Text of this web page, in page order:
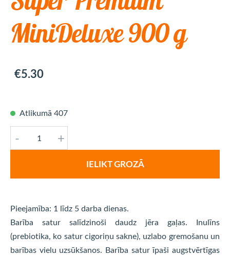
MiniDeluxe 900 g
€5.30
Atlikumā 407
- +
IELIKT GROZĀ
Pieejamība: 1 līdz 5 darba dienas.
Barība satur salīdzinoši daudz jēra gaļas. Inulīns
(prebiotika, ko satur cigoriņu sakne), uzlabo gremošanu un
barības vielu uzsūkšanos. Barība satur īpaši augstvērtīgas